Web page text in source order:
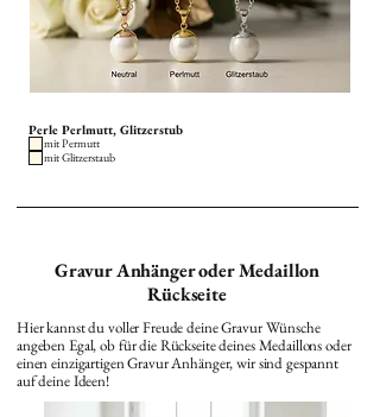
Perle Perlmutt, Glitzerstub
mit Permutt
mit Glitzerstaub
Gravur Anhänger oder Medaillon
Rückseite
Hier kannst du voller Freude deine Gravur Wünsche
angeben Egal, ob für die Rückseite deines Medaillons oder
einen einzigartigen Gravur Anhänger, wir sind gespannt
auf deine Ideen!